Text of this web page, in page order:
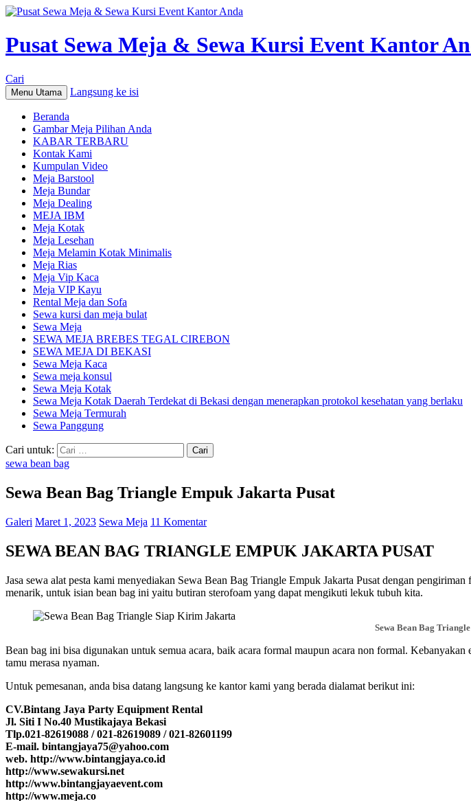
Pusat Sewa Meja & Sewa Kursi Event Kantor
Cari
Menu Utama Langsung ke isi
Beranda
Gambar Meja Pilihan Anda
KABAR TERBARU
Kontak Kami
Kumpulan Video
Meja Barstool
Meja Bundar
Meja Dealing
MEJA IBM
Meja Kotak
Meja Lesehan
Meja Melamin Kotak Minimalis
Meja Rias
Meja Vip Kaca
Meja VIP Kayu
Rental Meja dan Sofa
Sewa kursi dan meja bulat
Sewa Meja
SEWA MEJA BREBES TEGAL CIREBON
SEWA MEJA DI BEKASI
Sewa Meja Kaca
Sewa meja konsul
Sewa Meja Kotak
Sewa Meja Kotak Daerah Terdekat di Bekasi dengan menerapkan protokol kesehatan yang berlaku
Sewa Meja Termurah
Sewa Panggung
Cari untuk:
sewa bean bag
Sewa Bean Bag Triangle Empuk Jakarta Pusat
Galeri Maret 1, 2023 Sewa Meja 11 Komentar
SEWA BEAN BAG TRIANGLE EMPUK JAKARTA PUSAT
Jasa sewa alat pesta kami menyediakan Sewa Bean Bag Triangle Empuk Jakarta Pusat dengan
menarik, untuk isian bean bag ini yaitu butiran sterofoam yang dapat mengikuti lekuk tubuh kita.
Sewa Bean Bag
Bean bag ini bisa digunakan untuk semua acara, baik acara formal maupun acara non formal.
tamu merasa nyaman.
Untuk pemesanan, anda bisa datang langsung ke kantor kami yang berada dialamat berikut ini:
CV.Bintang Jaya Party Equipment Rental
Jl. Siti I No.40 Mustikajaya Bekasi
Tlp.021-82619088 / 021-82619089 / 021-82601199
E-mail. bintangjaya75@yahoo.com
web. http://www.bintangjaya.co.id
http://www.sewakursi.net
http://www.bintangjayaevent.com
http://www.meja.co